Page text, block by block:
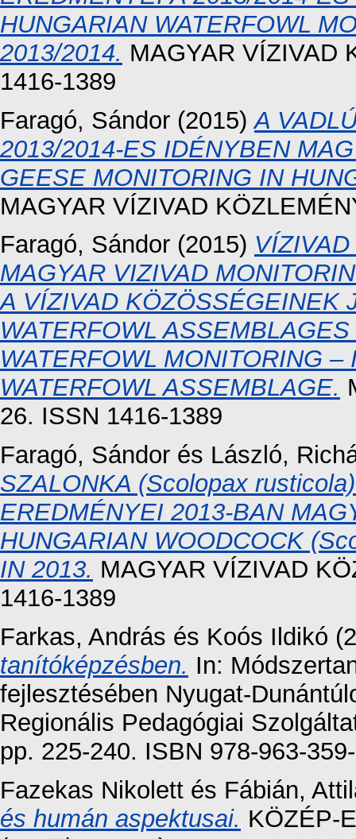
HUNGARIAN WATERFOWL
2013/2014. MAGYAR VÍZIVAD
1416-1389
Faragó, Sándor (2015)A
2013/2014-ES IDÉNYBEN
GEESE MONITORING IN
MAGYAR VÍZIVAD
Faragó, Sándor (2015)
MAGYAR VIZIVAD
A VÍZIVAD KÖZÖSSÉGEINEK
WATERFOWL
WATERFOWL MONITORING
WATERFOWL ASSEMBLAGE.
26. ISSN 1416-1389
Faragó, Sándor és László,
SZALONKA (Scolopax
EREDMÉNYEI 2013-BAN
HUNGARIAN WOODCOCK
IN 2013. MAGYAR VÍZIVAD
1416-1389
Farkas, András és Koós Ildikó
tanítóképzésben. In:
fejlesztésében Nyugat-
Regionális Pedagógiai
pp. 225-240. ISBN 978-963-
Fazekas Nikolett és Fábián,
és humán aspektusai. KÖZÉP-